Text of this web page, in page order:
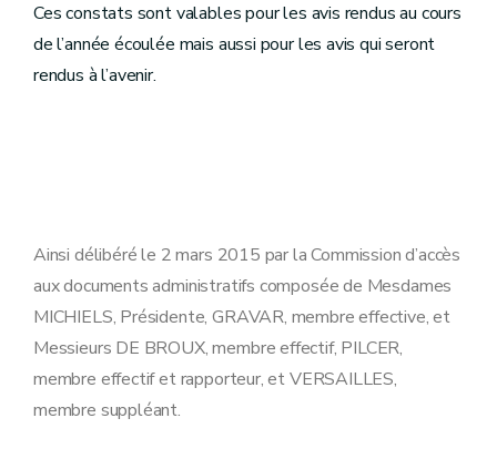
Ces constats sont valables pour les avis rendus au cours
de l’année écoulée mais aussi pour les avis qui seront
rendus à l’avenir.
Ainsi délibéré le 2 mars 2015 par la Commission d’accès
aux documents administratifs composée de Mesdames
MICHIELS, Présidente, GRAVAR, membre effective, et
Messieurs DE BROUX, membre effectif, PILCER,
membre effectif et rapporteur, et VERSAILLES,
membre suppléant.